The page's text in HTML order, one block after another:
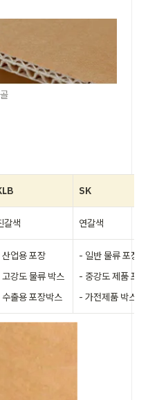
SK
갈색 연갈색
업용 포장
강도 물류 박스
출용 포장박스
- 일반 물류 포장
- 중강도 제품 포장
- 가전제품 박스